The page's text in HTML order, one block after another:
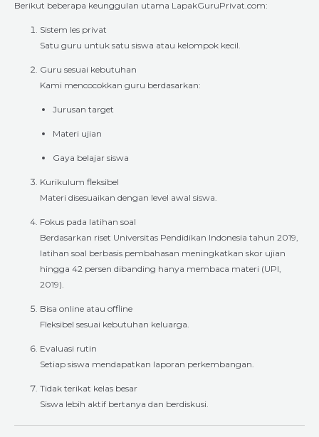
Berikut beberapa keunggulan utama LapakGuruPrivat.com:
Sistem les privat
Satu guru untuk satu siswa atau kelompok kecil.
Guru sesuai kebutuhan
Kami mencocokkan guru berdasarkan:
Jurusan target
Materi ujian
Gaya belajar siswa
Kurikulum fleksibel
Materi disesuaikan dengan level awal siswa.
Fokus pada latihan soal
Berdasarkan riset Universitas Pendidikan Indonesia tahun 2019,
latihan soal berbasis pembahasan meningkatkan skor ujian
hingga 42 persen dibanding hanya membaca materi (UPI,
2019).
Bisa online atau offline
Fleksibel sesuai kebutuhan keluarga.
Evaluasi rutin
Setiap siswa mendapatkan laporan perkembangan.
Tidak terikat kelas besar
Siswa lebih aktif bertanya dan berdiskusi.